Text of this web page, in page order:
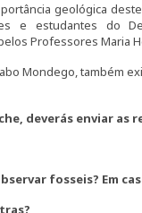
geológica
e estudantes do
Professores Maria
Mondego, também
deverás enviar as
fosseis? Em